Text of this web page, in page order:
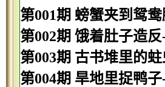
第001期 螃蟹夹到鸳
第002期 饿着肚子造
第003期 古书堆里的
第004期 旱地里捉鸭